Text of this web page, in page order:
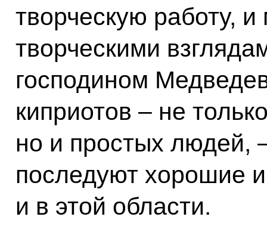
творческую работу,
творческими
господином
киприотов – не
но и простых людей,
последуют хорошие
и в этой области.